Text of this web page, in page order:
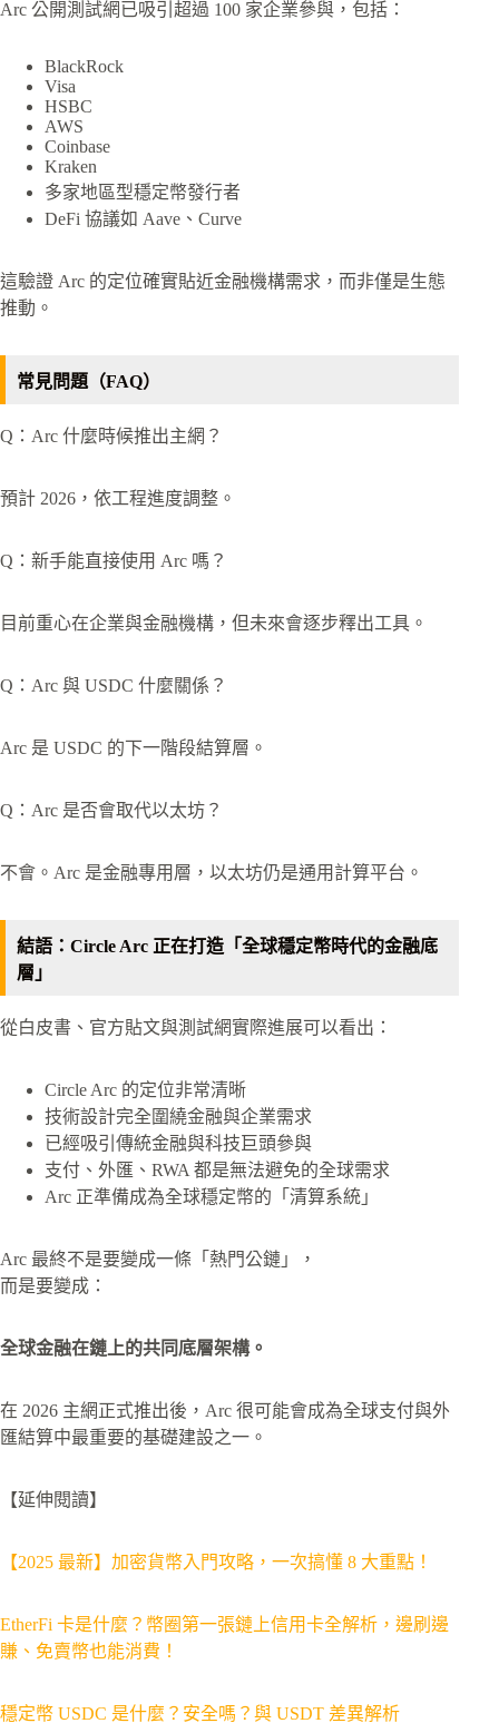
Arc 公開測試網已吸引超過 100 家企業參與，包括：
BlackRock
Visa
HSBC
AWS
Coinbase
Kraken
多家地區型穩定幣發行者
DeFi 協議如 Aave、Curve
這驗證 Arc 的定位確實貼近金融機構需求，而非僅是生態
推動。
常見問題（FAQ）
Q：Arc 什麼時候推出主網？
預計 2026，依工程進度調整。
Q：新手能直接使用 Arc 嗎？
目前重心在企業與金融機構，但未來會逐步釋出工具。
Q：Arc 與 USDC 什麼關係？
Arc 是 USDC 的下一階段結算層。
Q：Arc 是否會取代以太坊？
不會。Arc 是金融專用層，以太坊仍是通用計算平台。
結語：Circle Arc 正在打造「全球穩定幣時代的金融底
層」
從白皮書、官方貼文與測試網實際進展可以看出：
Circle Arc 的定位非常清晰
技術設計完全圍繞金融與企業需求
已經吸引傳統金融與科技巨頭參與
支付、外匯、RWA 都是無法避免的全球需求
Arc 正準備成為全球穩定幣的「清算系統」
Arc 最終不是要變成一條「熱門公鏈」，
而是要變成：
全球金融在鏈上的共同底層架構。
在 2026 主網正式推出後，Arc 很可能會成為全球支付與外
匯結算中最重要的基礎建設之一。
【延伸閱讀】
【2025 最新】加密貨幣入門攻略，一次搞懂 8 大重點！
EtherFi 卡是什麼？幣圈第一張鏈上信用卡全解析，邊刷邊
賺、免賣幣也能消費！
穩定幣 USDC 是什麼？安全嗎？與 USDT 差異解析